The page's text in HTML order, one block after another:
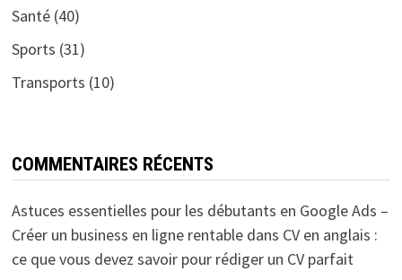
Santé(40)
Sports (31)
Transports (10)
COMMENTAIRES RÉCENTS
Astuces essentielles pour les débutants en Google Ads –
Créer un business en ligne rentabledans CV en anglais :
ce que vous devez savoir pour rédiger un CV parfait